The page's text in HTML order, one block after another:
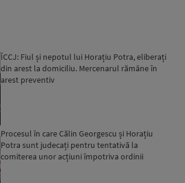
ÎCCJ: Fiul și nepotul lui Horațiu Potra, eliberați
din arest la domiciliu. Mercenarul rămâne în
arest preventiv
Procesul în care Călin Georgescu și Horațiu
Potra sunt judecați pentru tentativă la
comiterea unor acțiuni împotriva ordinii